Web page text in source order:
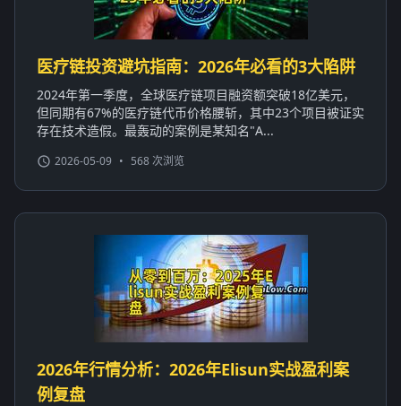
医疗链投资避坑指南：2026年必看的3大陷阱
2024年第一季度，全球医疗链项目融资额突破18亿美元，
但同期有67%的医疗链代币价格腰斩，其中23个项目被证实
存在技术造假。最轰动的案例是某知名"A...
2026-05-09 • 568 次浏览
2026年行情分析：2026年Elisun实战盈利案
例复盘